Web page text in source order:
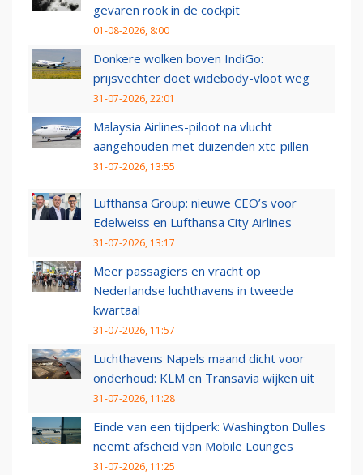
gevaren rook in de cockpit
01-08-2026, 8:00
Donkere wolken boven IndiGo:
prijsvechter doet widebody-vloot weg
31-07-2026, 22:01
Malaysia Airlines-piloot na vlucht
aangehouden met duizenden xtc-pillen
31-07-2026, 13:55
Lufthansa Group: nieuwe CEO’s voor
Edelweiss en Lufthansa City Airlines
31-07-2026, 13:17
Meer passagiers en vracht op
Nederlandse luchthavens in tweede
kwartaal
31-07-2026, 11:57
Luchthavens Napels maand dicht voor
onderhoud: KLM en Transavia wijken uit
31-07-2026, 11:28
Einde van een tijdperk: Washington Dulles
neemt afscheid van Mobile Lounges
31-07-2026, 11:25